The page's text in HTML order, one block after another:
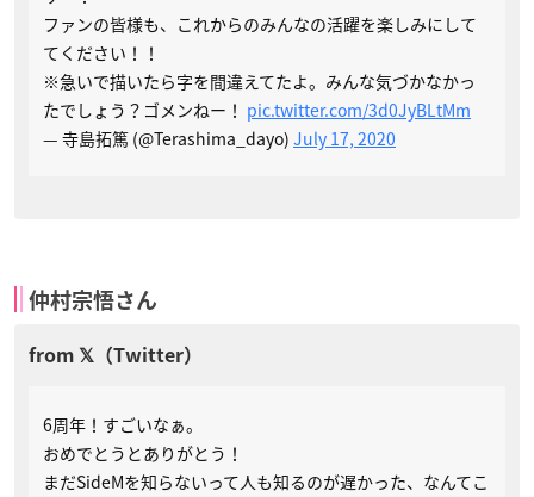
ファンの皆様も、これからのみんなの活躍を楽しみにして
てください！！
※急いで描いたら字を間違えてたよ。みんな気づかなかっ
たでしょう？ゴメンねー！ pic.twitter.com/3d0JyBLtMm
— 寺島拓篤 (@Terashima_dayo) July 17, 2020
仲村宗悟さん
6周年！すごいなぁ。
おめでとうとありがとう！
まだSideMを知らないって人も知るのが遅かった、なんてこ